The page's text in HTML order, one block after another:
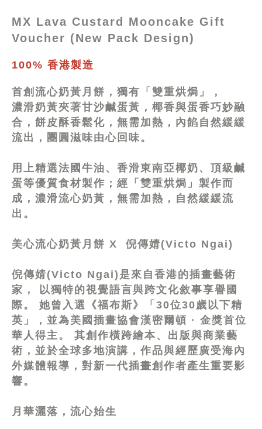
MX Lava Custard Mooncake Gift
Voucher (New Pack Design)
100% 香港製造
首創流心奶黃月餅，獨有「雙重烘焗」，
濃滑奶黃夾著甘沙鹹蛋黃，椰香與蛋香巧妙融
合，餅皮酥香鬆化，無需加熱，內餡自然緩緩
流出，團圓滋味由心回味。
用上精選法國牛油、香滑東南亞椰奶、頂級鹹
蛋等優質食材製作；經「雙重烘焗」製作而
成，濃滑流心奶黃，無需加熱，自然緩緩流
出。
美心流心奶黃月餅 X 倪傳婧(Victo Ngai)
倪傳婧(Victo Ngai)是來自香港的插畫藝術
家， 以獨特的視覺語言與跨文化敘事享譽國
際。 她曾入選《福布斯》「30位30歲以下精
英」，並為美國插畫協會漢密爾頓 · 金獎首位
華人得主。 其創作橫跨繪本、出版與商業藝
術，並於全球多地演講，作品與經歷廣受海內
外媒體報導，對新一代插畫創作者產生重要影
響。
月華灑落，流心始生